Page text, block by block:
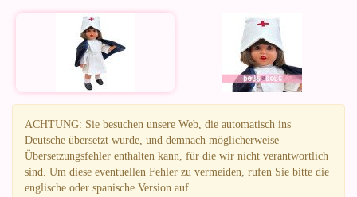
ACHTUNG: Sie besuchen unsere Web, die automatisch ins
Deutsche übersetzt wurde, und demnach möglicherweise
Übersetzungsfehler enthalten kann, für die wir nicht verantwortlich
sind. Um diese eventuellen Fehler zu vermeiden, rufen Sie bitte die
englische oder spanische Version auf.